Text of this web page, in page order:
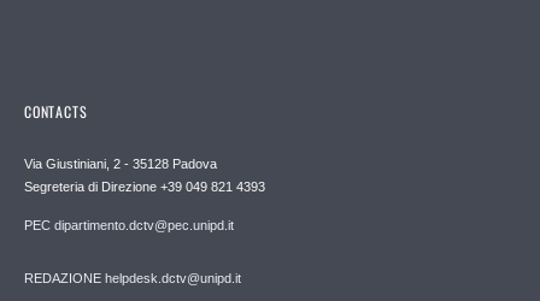
CONTACTS
Via Giustiniani, 2 - 35128 Padova
Segreteria di Direzione +39 049 821 4393
PEC dipartimento.dctv@pec.unipd.it
REDAZIONE helpdesk.dctv@unipd.it